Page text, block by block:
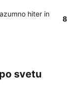
hiter in
8
svetu